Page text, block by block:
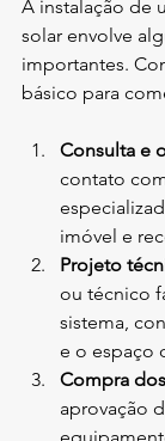
A instalação de
solar envolve
importantes.
básico para
Consulta e
contato
imóvel e
Projeto
ou técnico
sistema,
e o espaço
Compra
aprovação